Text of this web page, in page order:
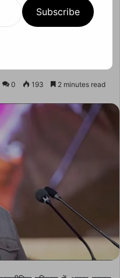
श्रीलंका के
0 193 2 minutes read
Subscribe